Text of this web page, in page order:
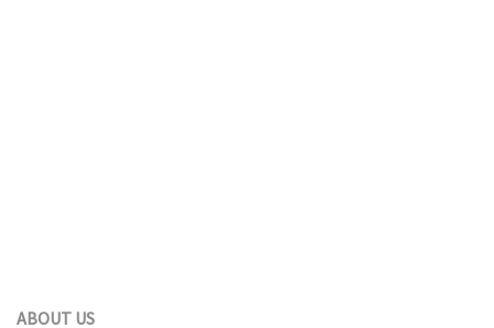
ABOUT US